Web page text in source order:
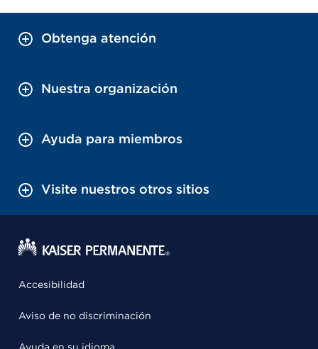
Obtenga atención
Nuestra organización
Ayuda para miembros
Visite nuestros otros sitios
Accesibilidad
Aviso de no discriminación